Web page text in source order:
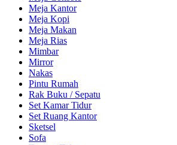
Meja Kantor
Meja Kopi
Meja Makan
Meja Rias
Mimbar
Mirror
Nakas
Pintu Rumah
Rak Buku / Sepatu
Set Kamar Tidur
Set Ruang Kantor
Sketsel
Sofa